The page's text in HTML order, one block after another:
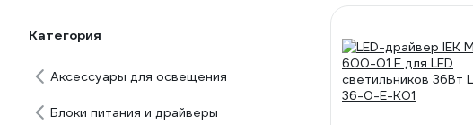
Категория
Аксессуары для освещения
Блоки питания и драйверы